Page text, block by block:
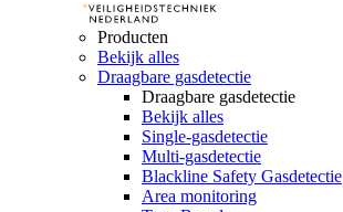
Producten
Bekijk alles
Draagbare gasdetectie
Draagbare gasdetectie
Bekijk alles
Single-gasdetectie
Multi-gasdetectie
Blackline Safety Gasdetectie
Area monitoring